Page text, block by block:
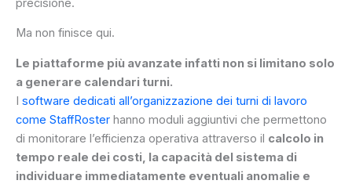
precisione.
Ma non finisce qui.
Le piattaforme più avanzate infatti non si limitano solo
a generare calendari turni.
I software dedicati all’organizzazione dei turni di lavoro
come StaffRoster hanno moduli aggiuntivi che permettono
di monitorare l’efficienza operativa attraverso il calcolo in
tempo reale dei costi, la capacità del sistema di
individuare immediatamente eventuali anomalie e